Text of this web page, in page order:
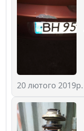
20 лютого 2019р.